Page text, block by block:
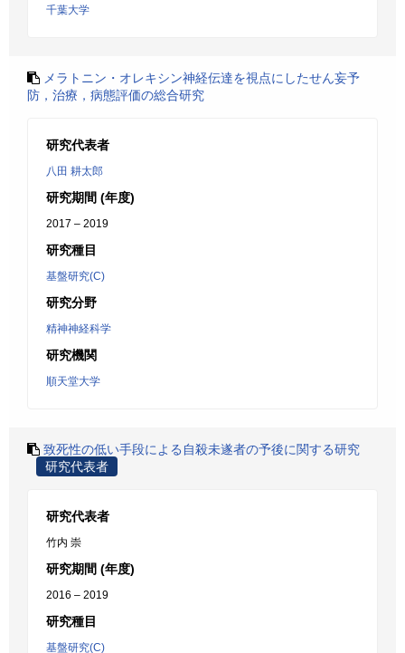
千葉大学
メラトニン・オレキシン神経伝達を視点にしたせん妄予
防，治療，病態評価の総合研究
研究代表者
八田 耕太郎
研究期間 (年度)
2017 – 2019
研究種目
基盤研究(C)
研究分野
精神神経科学
研究機関
順天堂大学
致死性の低い手段による自殺未遂者の予後に関する研究
研究代表者
研究代表者
竹内 崇
研究期間 (年度)
2016 – 2019
研究種目
基盤研究(C)